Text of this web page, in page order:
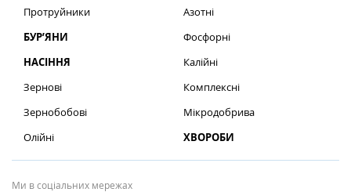
Протруйники
БУР’ЯНИ
НАСІННЯ
Зернові
Зернобобові
Олійні
Азотні
Фосфорні
Калійні
Комплексні
Мікродобрива
ХВОРОБИ
Ми в соціальних мережах